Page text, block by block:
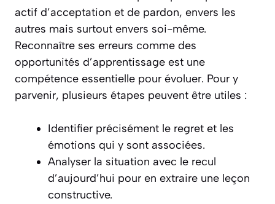
actif d’acceptation et de pardon, envers les
autres mais surtout envers soi-même.
Reconnaître ses erreurs comme des
opportunités d’apprentissage est une
compétence essentielle pour évoluer. Pour y
parvenir, plusieurs étapes peuvent être utiles :
Identifier précisément le regret et les
émotions qui y sont associées.
Analyser la situation avec le recul
d’aujourd’hui pour en extraire une leçon
constructive.